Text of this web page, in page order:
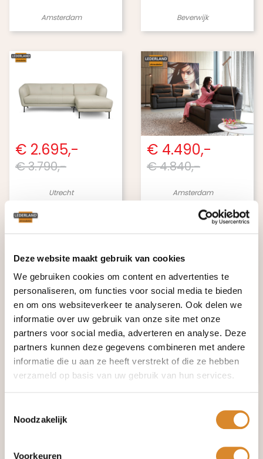
Deze website maakt gebruik van cookies
We gebruiken cookies om content en advertenties te
personaliseren, om functies voor social media te bieden
en om ons websiteverkeer te analyseren. Ook delen we
informatie over uw gebruik van onze site met onze
partners voor social media, adverteren en analyse. Deze
partners kunnen deze gegevens combineren met andere
informatie die u aan ze heeft verstrekt of die ze hebben
verzameld op basis van uw gebruik van hun services.
Noodzakelijk
Voorkeuren
Amsterdam Beverwijk
€ 2.695,-
€ 3.790,-
Utrecht
€ 4.490,-
€ 4.840,-
Amsterdam
€ 295,-
€ 655,-
Beverwijk
€ 2.395,-
€ 3.175,-
Amsterdam